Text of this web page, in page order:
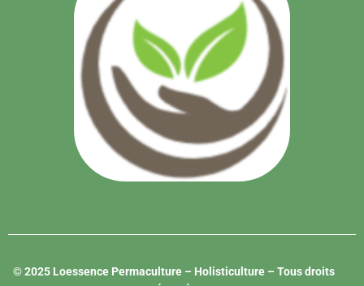
© 2025 Loessence Permaculture – Holisticulture – Tous droits